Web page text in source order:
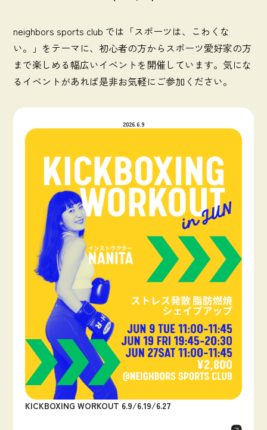
neighbors sports club では「スポーツは、こわくな
い。」をテーマに、初心者の方からスポーツ愛好家の方
まで楽しめる幅広いイベントを開催しています。気にな
るイベントがあれば是非お気軽にご参加ください。
2026.6.9
KICKBOXING WORKOUT 6.9/6.19/6.27